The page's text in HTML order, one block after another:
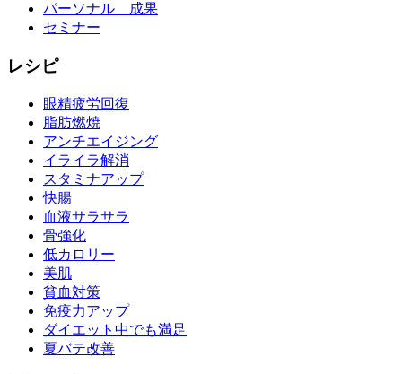
パーソナル 成果
セミナー
レシピ
眼精疲労回復
脂肪燃焼
アンチエイジング
イライラ解消
スタミナアップ
快腸
血液サラサラ
骨強化
低カロリー
美肌
貧血対策
免疫力アップ
ダイエット中でも満足
夏バテ改善